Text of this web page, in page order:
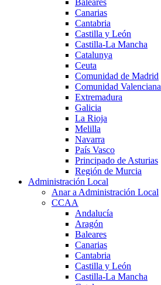
Canarias
Cantabria
Castilla y León
Castilla-La Mancha
Catalunya
Ceuta
Comunidad de Madrid
Comunidad Valenciana
Extremadura
Galicia
La Rioja
Melilla
Navarra
País Vasco
Principado de Asturias
Región de Murcia
Administración Local
Anar a Administración Local
CCAA
Andalucía
Aragón
Baleares
Canarias
Cantabria
Castilla y León
Castilla-La Mancha